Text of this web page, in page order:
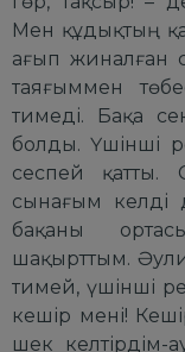
Мен құдықтың
ағып жиналған
таяғыммен
тимеді. Бақа
болды. Үшінші
сеспей қатты.
сынағым келді
бақаны
шақырттым.
тимей, үшінші
кешір мені!
шек келтірдім-